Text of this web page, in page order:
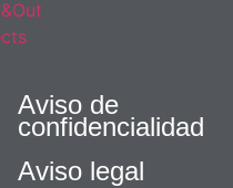
Aviso de
confidencialidad
Aviso legal